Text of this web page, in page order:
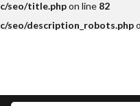
seo/title.phpon line 82
seo/description_robots.php